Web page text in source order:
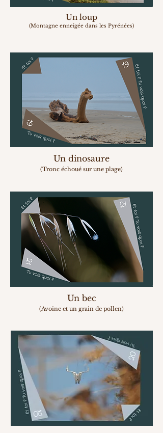
Un loup
(Montagne enneigée dans les Pyrénées)
Un dinosaure
(Tronc échoué sur une plage)
Un bec
(Avoine et un grain de pollen)